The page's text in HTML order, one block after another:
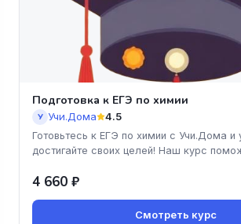
Подготовка к ЕГЭ по химии
У Учи.Дома 4.5
Готовьтесь к ЕГЭ по химии с Учи.Дома и
достигайте своих целей! Наш курс
4 660 ₽
Смотреть курс